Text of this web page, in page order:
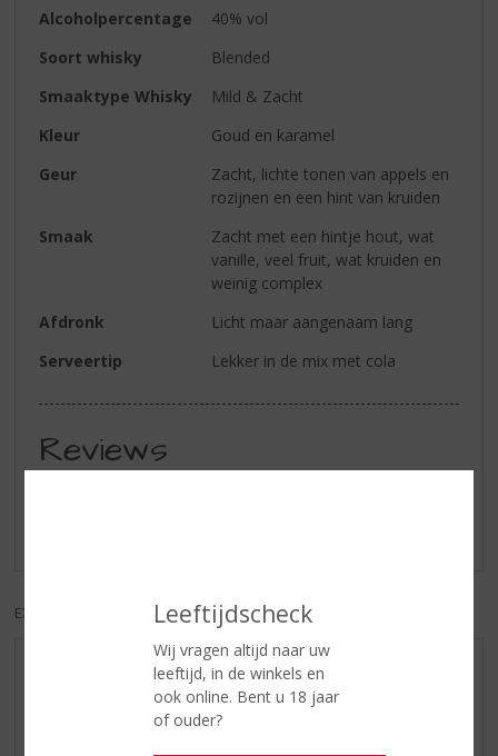
Leeftijdscheck
Wij vragen altijd naar uw
leeftijd, in de winkels en
ook online. Bent u 18 jaar
of ouder?
Alcoholpercentage
40% vol
Soort whisky
Blended
Smaaktype Whisky
Mild & Zacht
Kleur
Goud en karamel
Geur
Zacht, lichte tonen van appels en
rozijnen en een hint van kruiden
Smaak
Zacht met een hintje hout, wat
vanille, veel fruit, wat kruiden en
weinig complex
Afdronk
Licht maar aangenaam lang
Serveertip
Lekker in de mix met cola
Reviews
EXCL. BTW INCL. BTW
AANBIEDINGEN
WIJN VAN DE MAAND